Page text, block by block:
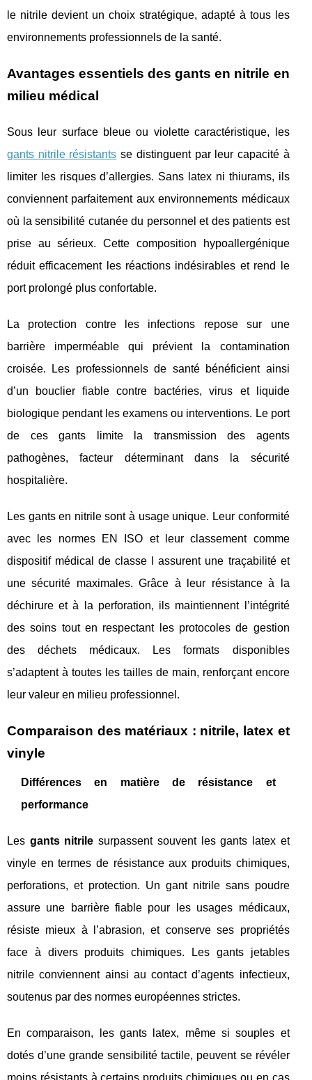
le nitrile devient un choix stratégique, adapté à tous les
environnements professionnels de la santé.
Avantages essentiels des gants en nitrile en
milieu médical
Sous leur surface bleue ou violette caractéristique, les
gants nitrile résistants se distinguent par leur capacité à
limiter les risques d’allergies. Sans latex ni thiurams, ils
conviennent parfaitement aux environnements médicaux
où la sensibilité cutanée du personnel et des patients est
prise au sérieux. Cette composition hypoallergénique
réduit efficacement les réactions indésirables et rend le
port prolongé plus confortable.
La protection contre les infections repose sur une
barrière imperméable qui prévient la contamination
croisée. Les professionnels de santé bénéficient ainsi
d’un bouclier fiable contre bactéries, virus et liquide
biologique pendant les examens ou interventions. Le port
de ces gants limite la transmission des agents
pathogènes, facteur déterminant dans la sécurité
hospitalière.
Les gants en nitrile sont à usage unique. Leur conformité
avec les normes EN ISO et leur classement comme
dispositif médical de classe I assurent une traçabilité et
une sécurité maximales. Grâce à leur résistance à la
déchirure et à la perforation, ils maintiennent l’intégrité
des soins tout en respectant les protocoles de gestion
des déchets médicaux. Les formats disponibles
s’adaptent à toutes les tailles de main, renforçant encore
leur valeur en milieu professionnel.
Comparaison des matériaux : nitrile, latex et
vinyle
Différences en matière de résistance et
performance
Les gants nitrile surpassent souvent les gants latex et
vinyle en termes de résistance aux produits chimiques,
perforations, et protection. Un gant nitrile sans poudre
assure une barrière fiable pour les usages médicaux,
résiste mieux à l’abrasion, et conserve ses propriétés
face à divers produits chimiques. Les gants jetables
nitrile conviennent ainsi au contact d’agents infectieux,
soutenus par des normes européennes strictes.
En comparaison, les gants latex, même si souples et
dotés d’une grande sensibilité tactile, peuvent se révéler